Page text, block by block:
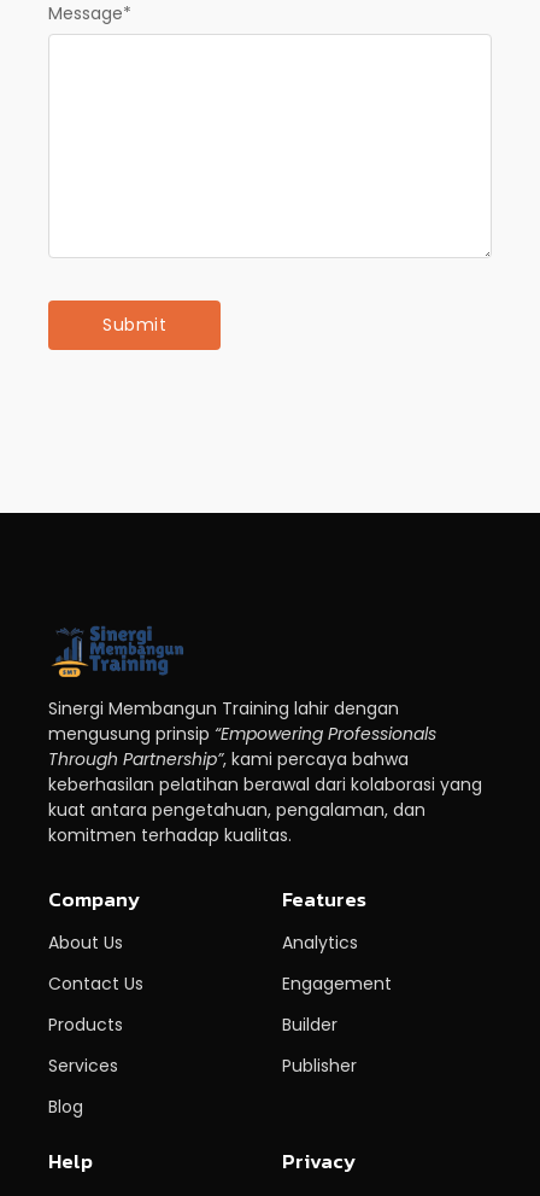
Message*
Sinergi Membangun Training lahir dengan
mengusung prinsip “Empowering Professionals
Through Partnership”, kami percaya bahwa
keberhasilan pelatihan berawal dari kolaborasi yang
kuat antara pengetahuan, pengalaman, dan
komitmen terhadap kualitas.
Company
About Us
Contact Us
Products
Services
Blog
Features
Analytics
Engagement
Builder
Publisher
Help Privacy